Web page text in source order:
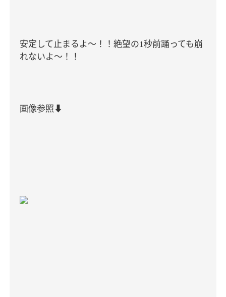
安定して止まるよ〜！！絶望の1秒前踊っても崩
れないよ〜！！
画像参照⬇️